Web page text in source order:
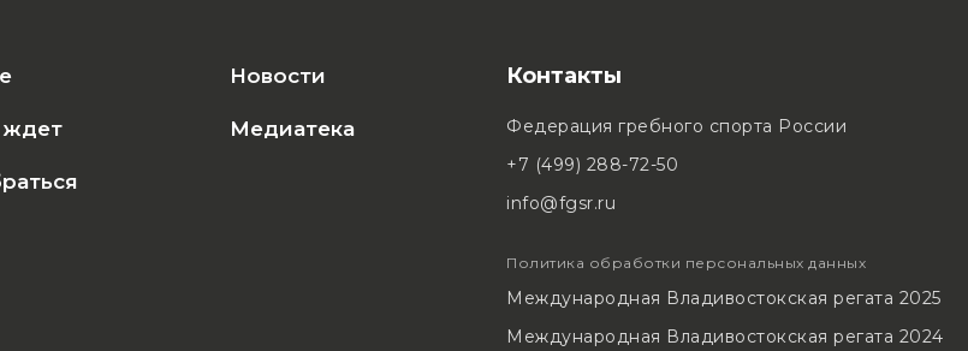
ждет
Новости
Медиатека
Контакты
Федерация гребного спорта России
+7 (499) 288-72-50
info@fgsr.ru
Политика обработки персональных данных
Международная Владивостокская регата 2025
Международная Владивостокская регата 2024